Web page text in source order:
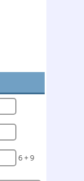
6 + 9